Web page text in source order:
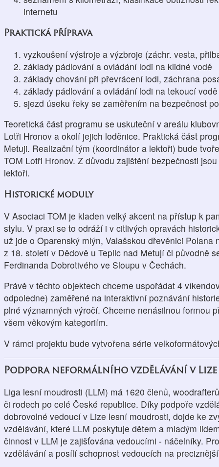
internetu
Praktická příprava
vyzkoušení výstroje a výzbroje (záchr. vesta,
základy pádlování a ovládání lodi na klidné vodě
základy chování při převrácení lodi, záchrana
základy pádlování a ovládání lodi na tekoucí vodě
sjezd úseku řeky se zaměřením na bezpečnost
Teoretická část programu se uskuteční v areálu
Lotři Hronov a okolí jejich loděnice. Praktická část
Metuji. Realizační tým (koordinátor a lektoři) bude
TOM Lotři Hronov. Z důvodu zajištění bezpečnosti
lektoři.
Historické moduly
V Asociaci TOM je kladen velký akcent na přístup k
stylu. V praxi se to odráží i v citlivých opravách
už jde o Oparenský mlýn, Valašskou dřevěnici
z 18. století v Dědově u Teplic nad Metují či původně
Ferdinanda Dobrotivého ve Sloupu v Čechách.
Právě v těchto objektech chceme uspořádat 4
odpoledne) zaměřené na interaktivní poznávání
plné významných výročí. Chceme nenásilnou formou
všem věkovým kategoriím.
V rámci projektu bude vytvořena série
Podpora neformálního vzdělávání v
Liga lesní moudrosti (LLM) má 1620 členů,
či rodech po celé České republice. Díky podpoře
dobrovolné vedoucí v Lize lesní moudrosti, dojde ke
vzdělávání, které LLM poskytuje dětem a mladým
činnost v LLM je zajišťována vedoucími - náčelníky.
vzdělávání a posílí schopnost vedoucích na